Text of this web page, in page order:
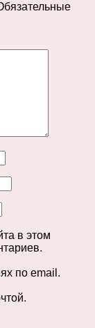
в этом
по email.